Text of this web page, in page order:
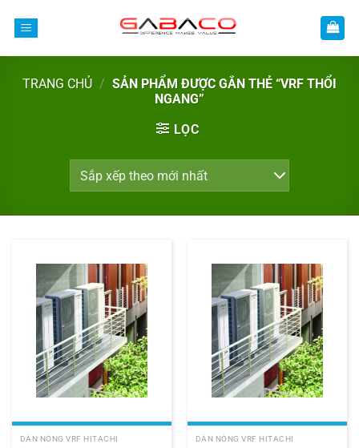
TRANG CHỦ / SẢN PHẨM ĐƯỢC GẮN THẺ “VRF THỔI
NGANG”
LỌC
DÀN NÓNG VRF HITACHI DÀN NÓNG VRF HITACHI